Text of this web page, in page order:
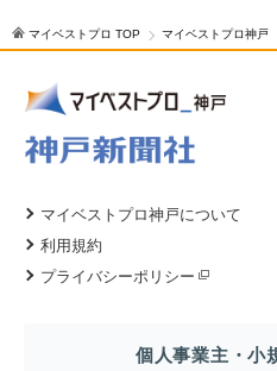
マイベストプロ TOP マイベストプロ神戸
マイベストプロ神戸について
利用規約
プライバシーポリシー
個人事業主・小